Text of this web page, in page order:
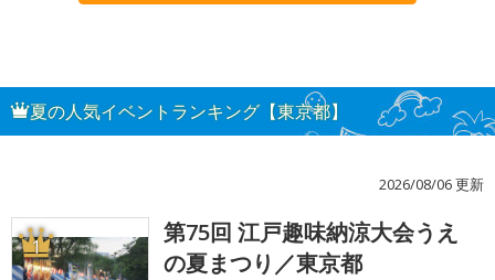
夏の人気イベントランキング【東京都】
2026/08/06 更新
1
第75回 江戸趣味納涼大会うえ
の夏まつり／東京都